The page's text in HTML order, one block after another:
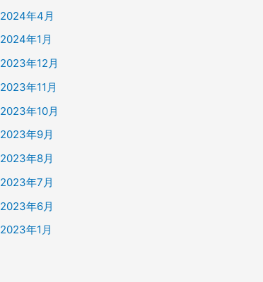
2024年4月
2024年1月
2023年12月
2023年11月
2023年10月
2023年9月
2023年8月
2023年7月
2023年6月
2023年1月